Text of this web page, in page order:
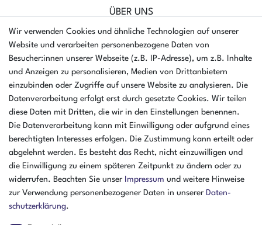
ÜBER UNS
AMIKON GMBH
Einsteinstr. 8a
46325 Borken
Deutschland
Öffnungszeiten Montag - Donnerstag
07:30 - 16:00 Uhr
Öffnungszeiten Freitag
07:30 - 15:00 Uhr
Wir verwenden Cookies und ähnliche Technologien auf unserer
Website und verarbeiten personenbezogene Daten von
Besucher:innen unserer Webseite (z.B. IP-Adresse), um z.B. Inhalte
und Anzeigen zu personalisieren, Medien von Drittanbietern
einzubinden oder Zugriffe auf unsere Website zu analysieren. Die
Datenverarbeitung erfolgt erst durch gesetzte Cookies. Wir teilen
diese Daten mit Dritten, die wir in den Einstellungen benennen.
Die Datenverarbeitung kann mit Einwilligung oder aufgrund eines
berechtigten Interesses erfolgen. Die Zustimmung kann erteilt oder
abgelehnt werden. Es besteht das Recht, nicht einzuwilligen und
die Einwilligung zu einem späteren Zeitpunkt zu ändern oder zu
widerrufen. Beachten Sie unser Impressum und weitere Hinweise
zur Verwendung personenbezogener Daten in unserer Daten­
schutz­erklärung.